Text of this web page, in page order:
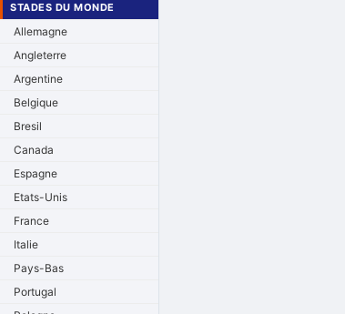
STADES DU MONDE
Allemagne
Angleterre
Argentine
Belgique
Bresil
Canada
Espagne
Etats-Unis
France
Italie
Pays-Bas
Portugal